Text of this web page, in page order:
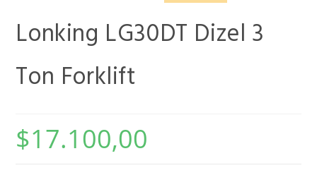
Lonking LG30DT Dizel 3
Ton Forklift
$17.100,00